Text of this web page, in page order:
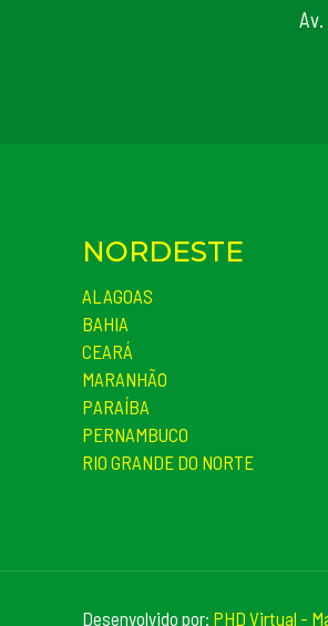
NORDESTE
ALAGOAS
BAHIA
CEARÁ
MARANHÃO
PARAÍBA
PERNAMBUCO
RIO GRANDE DO NORTE
Desenvolvido por: PHD Virtual -